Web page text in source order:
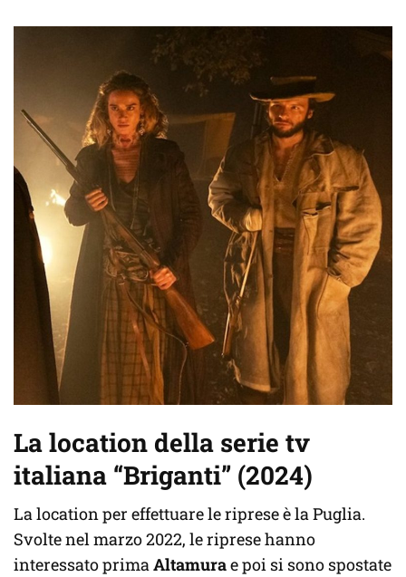
La location della serie tv
italiana “Briganti” (2024)
La location per effettuare le riprese è la Puglia.
Svolte nel marzo 2022, le riprese hanno
interessato primaAltamurae poi si sono spostate